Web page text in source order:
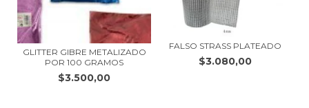
GLITTER GIBRE METALIZADO
POR 100 GRAMOS
$3.500,00
FALSO STRASS PLATEADO
$3.080,00